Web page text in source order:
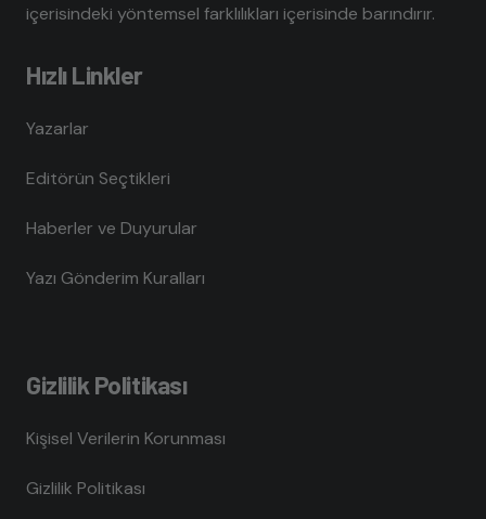
içerisindeki yöntemsel farklılıkları içerisinde barındırır.
Hızlı Linkler
Yazarlar
Editörün Seçtikleri
Haberler ve Duyurular
Yazı Gönderim Kuralları
Gizlilik Politikası
Kişisel Verilerin Korunması
Gizlilik Politikası